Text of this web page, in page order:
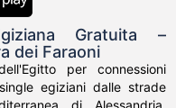
Gratuita –
dei Faraoni
per connessioni
egiziani dalle strade
di Alessandria,